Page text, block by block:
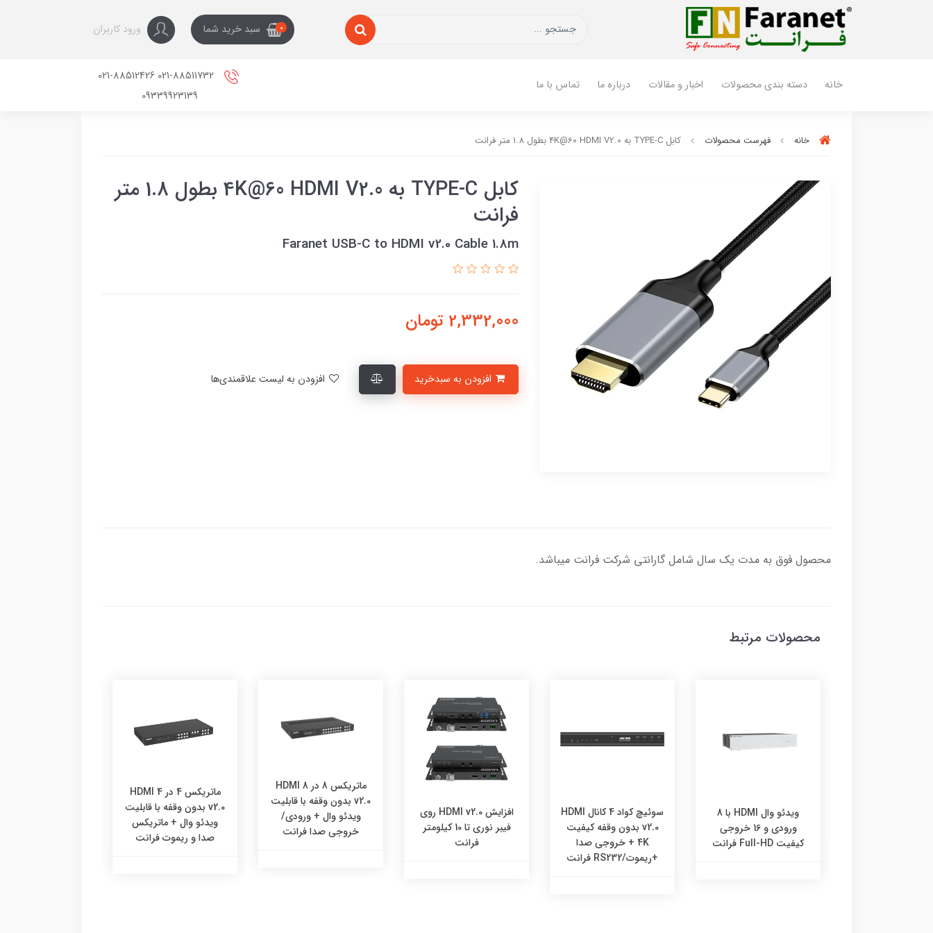
0 سبد خرید شما ورود کاربران
خانه دسته بندی محصولات اخبار و مقالات درباره ما تماس با ما
021-88511732 021-88512426
09339923139
خانه فهرست محصولات کابل TYPE-C به 4K@60 HDMI V2.0 بطول 1.8 متر فرانت
کابل TYPE-C به 4K@60 HDMI V2.0 بطول 1.8 متر
فرانت
Faranet USB-C to HDMI v2.0 Cable 1.8m
2,332,000 تومان
محصول فوق به مدت یک سال شامل گارانتی شرکت فرانت میباشد.
محصولات مرتبط
ويدئو وال HDMI با 8
ورودي و 16 خروجي
کيفيت Full-HD فرانت
سوئیچ کواد 4 کانال HDMI
v2.0 بدون وقفه کیفیت
4K + خروجی صدا
+ریموت/RS232 فرانت
افزایش HDMI v2.0 روی
فیبر نوری تا 10 کیلومتر
فرانت
ماتریکس 8 در 8 HDMI
v2.0 بدون وقفه با قابلیت
ویدئو وال + ورودی/
خروجی صدا فرانت
ماتریکس 4 در 4 HDMI
v2.0 بدون وقفه با قابلیت
ویدئو وال + ماتریکس
صدا و ریموت فرانت